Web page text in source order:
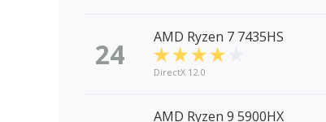
24 AMD Ryzen 7 7435HS
DirectX 12.0
AMD Ryzen 9 5900HX